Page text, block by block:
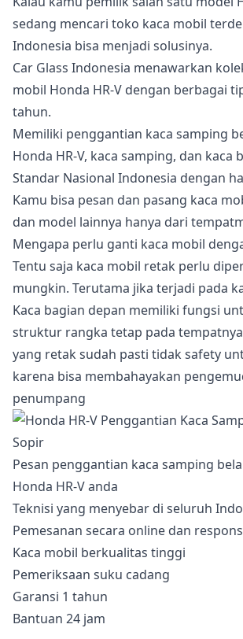
sedang mencari toko kaca mobil
Indonesia bisa menjadi solusinya.
Car Glass Indonesia menawarkan
mobil Honda HR-V dengan berbagai
tahun.
Memiliki penggantian kaca samping
Honda HR-V, kaca samping, dan kaca
Standar Nasional Indonesia dengan
Kamu bisa pesan dan pasang kaca
dan model lainnya hanya dari
Mengapa perlu ganti kaca mobil
Tentu saja kaca mobil retak perlu
mungkin. Terutama jika terjadi pada
Kaca bagian depan memiliki fungsi
struktur rangka tetap pada
yang retak sudah pasti tidak safety
karena bisa membahayakan
penumpang
Pesan penggantian kaca samping
Honda HR-V anda
Teknisi yang menyebar di seluruh
Pemesanan secara online dan
Kaca mobil berkualitas tinggi
Pemeriksaan suku cadang
Garansi 1 tahun
Bantuan 24 jam